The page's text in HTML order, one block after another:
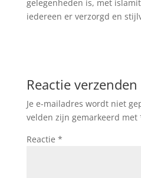
gelegenheden is, met
iedereen er verzorgd en
Reactie verzenden
Je e-mailadres wordt niet
velden zijn gemarkeerd met
Reactie *